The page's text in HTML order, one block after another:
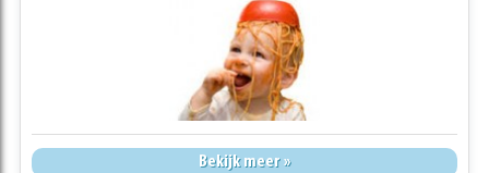
Bekijk meer »